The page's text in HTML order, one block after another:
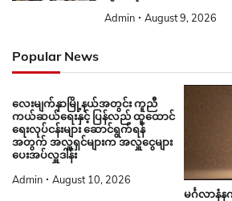
Admin August 9, 2026
Popular News
လေးမျက်နှာမြို့နယ်အတွင်း ကူညီ
ကယ်ဆယ်ရေးနှင့် ပြန်လည် ထူထောင်
ရေးလုပ်ငန်းများ ဆောင်ရွက်ရန်
အတွက် အလှူရှင်များက အလှူငွေများ
ပေးအပ်လှူဒါန်း
Admin August 10, 2026
မင်္ဂလာနံန